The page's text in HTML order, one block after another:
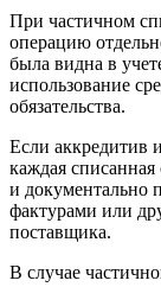
При частичном
операцию
была видна в
использование
обязательства.
Если аккредитив
каждая списанная
и документально
фактурами или
поставщика.
В случае